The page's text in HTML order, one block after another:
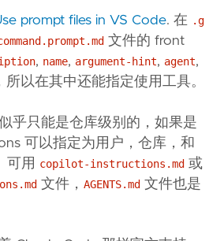
prompt files in VS Code. 在 .g
文件的 front
, name, argument-hint, agent,
所以在其中还能指定使用工具。
乎只能是仓库级别的，如果是
可以指定为用户，仓库，和
可用 copilot-instructions.md 或
文件， AGENTS.md 文件也是